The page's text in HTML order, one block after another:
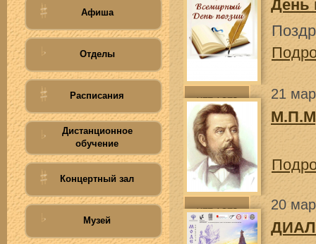
Афиша
Отделы
Расписания
Дистанционное
обучение
Концертный зал
Музей
День
21
20